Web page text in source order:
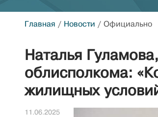
Главная / Новости / Официально
Наталья
облисполкома:
жилищных
11.06.2025